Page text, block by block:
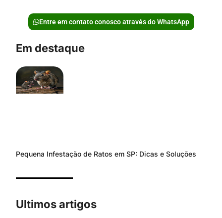
Entre em contato conosco através do WhatsApp
Em destaque
Pequena Infestação de Ratos em SP: Dicas e Soluções
Ultimos artigos